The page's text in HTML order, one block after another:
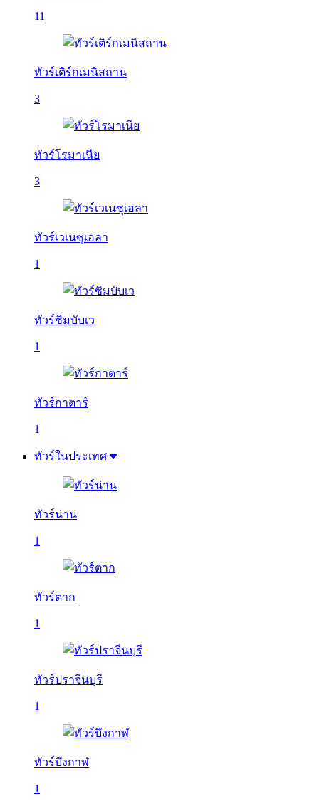
11
ทัวร์เติร์กเมนิสถาน
3
ทัวร์โรมาเนีย
3
ทัวร์เวเนซุเอลา
1
ทัวร์ซิมบับเว
1
ทัวร์กาตาร์
1
ทัวร์ในประเทศ
ทัวร์น่าน
1
ทัวร์ตาก
1
ทัวร์ปราจีนบุรี
1
ทัวร์บึงกาฬ
1